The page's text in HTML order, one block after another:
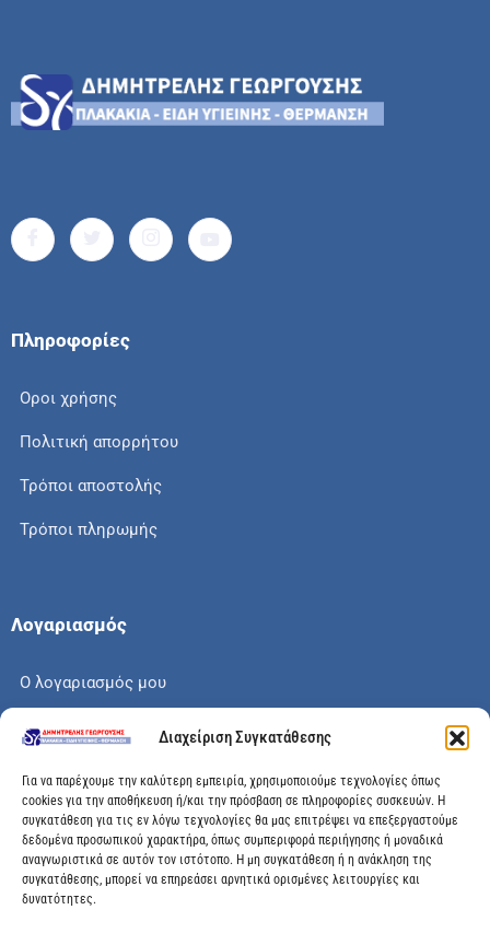
Διαχείριση Συγκατάθεσης
Για να παρέχουμε την καλύτερη εμπειρία, χρησιμοποιούμε τεχνολογίες όπως
cookies για την αποθήκευση ή/και την πρόσβαση σε πληροφορίες συσκευών. Η
συγκατάθεση για τις εν λόγω τεχνολογίες θα μας επιτρέψει να επεξεργαστούμε
δεδομένα προσωπικού χαρακτήρα, όπως συμπεριφορά περιήγησης ή μοναδικά
αναγνωριστικά σε αυτόν τον ιστότοπο. Η μη συγκατάθεση ή η ανάκληση της
συγκατάθεσης, μπορεί να επηρεάσει αρνητικά ορισμένες λειτουργίες και
δυνατότητες.
Πληροφορίες
Οροι χρήσης
Πολιτική απορρήτου
Τρόποι αποστολής
Τρόποι πληρωμής
Λογαριασμός
Ο λογαριασμός μου
Το καλάθι μου
Check out
Διεύθυνση